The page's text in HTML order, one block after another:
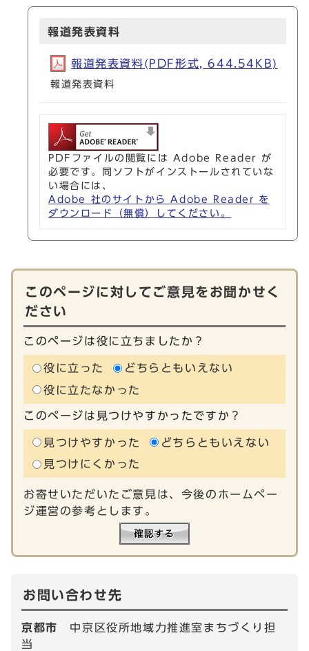
報道発表資料
報道発表資料(PDF形式, 644.54KB)
報道発表資料
PDFファイルの閲覧には Adobe Reader が
必要です。同ソフトがインストールされていな
い場合には、
Adobe 社のサイトから Adobe Reader を
ダウンロード（無償）してください。
このページに対してご意見をお聞かせく
ださい
このページは役に立ちましたか？
役に立った
どちらともいえない
役に立たなかった
このページは見つけやすかったですか？
見つけやすかった
どちらともいえない
見つけにくかった
お寄せいただいたご意見は、今後のホームペー
ジ運営の参考とします。
お問い合わせ先
京都市 中京区役所地域力推進室まちづくり担
当